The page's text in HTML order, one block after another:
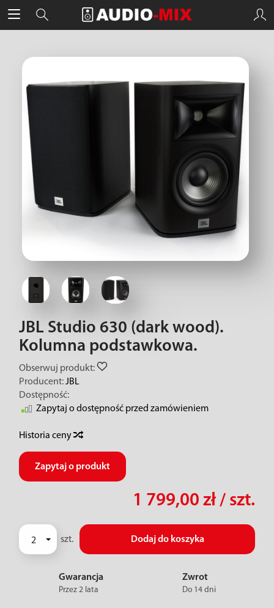
JBL Studio 630 (dark wood).
Kolumna podstawkowa.
Obserwuj produkt:
Producent:JBL
Dostępność:
Zapytaj o dostępność przed zamówieniem
Historia ceny
Zapytaj o produkt
1 799,00 zł / szt.
szt. Dodaj do koszyka
Gwarancja
Przez 2 lata
Zwrot
Do 14 dni